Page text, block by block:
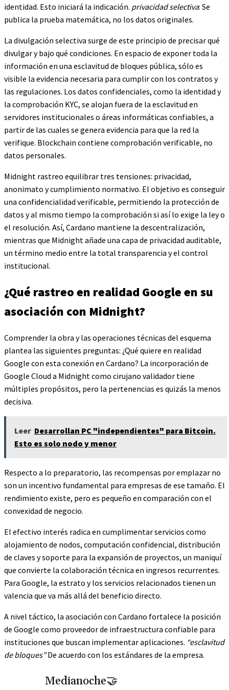
identidad. Esto iniciará la indicación. privacidad selectiva: Se
publica la prueba matemática, no los datos originales.
La divulgación selectiva surge de este principio de precisar qué
divulgar y bajo qué condiciones. En espacio de exponer toda la
información en una esclavitud de bloques pública, sólo es
visible la evidencia necesaria para cumplir con los contratos y
las regulaciones. Los datos confidenciales, como la identidad y
la comprobación KYC, se alojan fuera de la esclavitud en
servidores institucionales o áreas informáticas confiables, a
partir de las cuales se genera evidencia para que la red la
verifique. Blockchain contiene comprobación verificable, no
datos personales.
Midnight rastreo equilibrar tres tensiones: privacidad,
anonimato y cumplimiento normativo. El objetivo es conseguir
una confidencialidad verificable, permitiendo la protección de
datos y al mismo tiempo la comprobación si así lo exige la ley o
el resolución. Así, Cardano mantiene la descentralización,
mientras que Midnight añade una capa de privacidad auditable,
un término medio entre la total transparencia y el control
institucional.
¿Qué rastreo en realidad Google en su
asociación con Midnight?
Comprender la obra y las operaciones técnicas del esquema
plantea las siguientes preguntas: ¿Qué quiere en realidad
Google con esta conexión en Cardano? La incorporación de
Google Cloud a Midnight como cirujano validador tiene
múltiples propósitos, pero la pertenencias es quizás la menos
decisiva.
Leer Desarrollan PC "independientes" para Bitcoin.
Esto es solo nodo y menor
Respecto a lo preparatorio, las recompensas por emplazar no
son un incentivo fundamental para empresas de ese tamaño. El
rendimiento existe, pero es pequeño en comparación con el
convexidad de negocio.
El efectivo interés radica en cumplimentar servicios como
alojamiento de nodos, computación confidencial, distribución
de claves y soporte para la expansión de proyectos, un maniquí
que convierte la colaboración técnica en ingresos recurrentes.
Para Google, la estrato y los servicios relacionados tienen un
valencia que va más allá del beneficio directo.
A nivel táctico, la asociación con Cardano fortalece la posición
de Google como proveedor de infraestructura confiable para
instituciones que buscan implementar aplicaciones. “esclavitud
de bloques”De acuerdo con los estándares de la empresa.
Medianoche🤝